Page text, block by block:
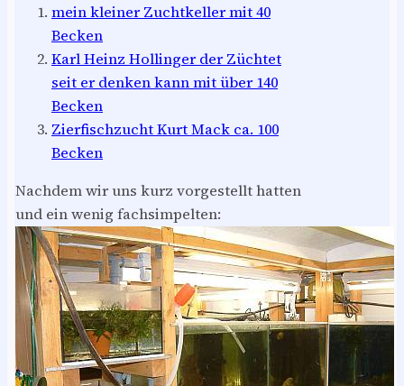
mein kleiner Zuchtkeller mit 40
Becken
Karl Heinz Hollinger der Züchtet
seit er denken kann mit über 140
Becken
Zierfischzucht Kurt Mack ca. 100
Becken
Nachdem wir uns kurz vorgestellt hatten
und ein wenig fachsimpelten: